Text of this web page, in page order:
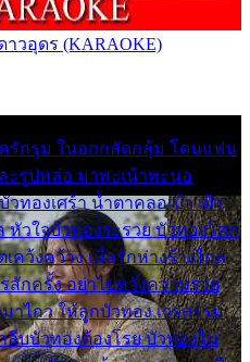
วอุดร (KARAOKE)
ครักรุม ในอกกลัดกลุ้ม โดนแฟน
ะรูปหล่อ มาพะเน้าพะนอ
วทองเศร้า น้ำตาคลอเบ้า เฝ้า
วใจบัวทองระรวย บัวทองโศก
คว้งคว้าง เมื่อรักห่างร้างไกล
กครั้ง อย่าไปหวังความรวย
าไกว ให้ลูกบัวทอง เวรกรรม
ลีบบัวทองต้องโรย บัวทองไม่